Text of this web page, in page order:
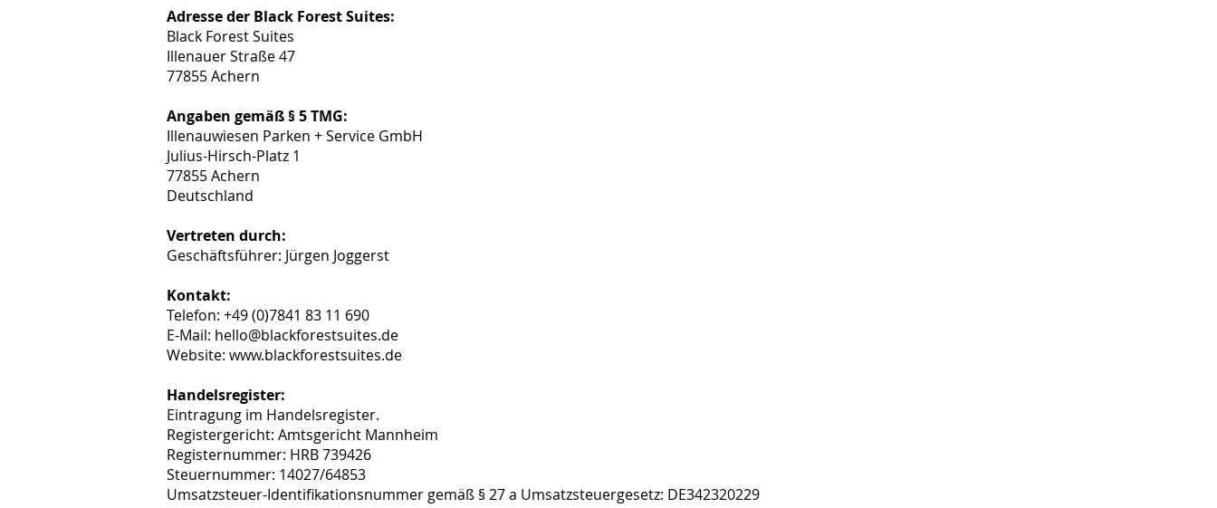
Adresse der Black Forest Suites:
Black Forest Suites
Illenauer Straße 47
77855 Achern
Angaben gemäß § 5 TMG:
Illenauwiesen Parken + Service GmbH
Julius-Hirsch-Platz 1
77855 Achern
Deutschland
Vertreten durch:
Geschäftsführer: Jürgen Joggerst
Kontakt:
Telefon: +49 (0)7841 83 11 690
E-Mail: hello@blackforestsuites.de
Website: www.blackforestsuites.de
Handelsregister:
Eintragung im Handelsregister.
Registergericht: Amtsgericht Mannheim
Registernummer: HRB 739426
Steuernummer: 14027/64853
Umsatzsteuer-Identifikationsnummer gemäß § 27 a Umsatzsteuergesetz: DE342320229